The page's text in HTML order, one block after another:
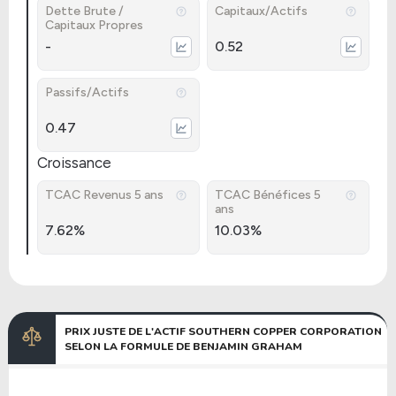
Dette Brute /
Capitaux Propres
-
Capitaux/Actifs
0.52
Passifs/Actifs
0.47
Croissance
TCAC Revenus 5 ans
7.62%
TCAC Bénéfices 5
ans
10.03%
PRIX JUSTE DE L'ACTIF SOUTHERN COPPER CORPORATION
SELON LA FORMULE DE BENJAMIN GRAHAM